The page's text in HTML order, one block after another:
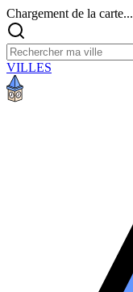
Chargement de la carte...
VILLES